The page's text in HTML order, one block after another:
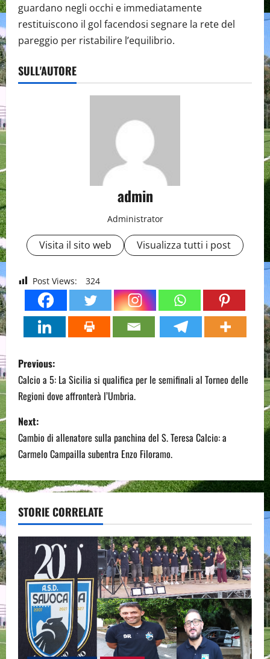
guardano negli occhi e immediatamente
restituiscono il gol facendosi segnare la rete del
pareggio per ristabilire l’equilibrio.
SULL'AUTORE
admin
Administrator
Visita il sito web Visualizza tutti i post
Post Views: 324
P
o
s
t
n
a
v
i
a
Previous:
Calcio a 5: La Sicilia si qualifica per le semifinali al Torneo delle
Regioni dove affronterà l’Umbria.
Next:
Cambio di allenatore sulla panchina del S. Teresa Calcio: a
Carmelo Campailla subentra Enzo Filoramo.
STORIE CORRELATE